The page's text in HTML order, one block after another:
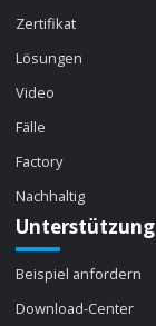
Zertifikat
Lösungen
Video
Fälle
Factory
Nachhaltig
Unterstützung
Beispiel anfordern
Download-Center